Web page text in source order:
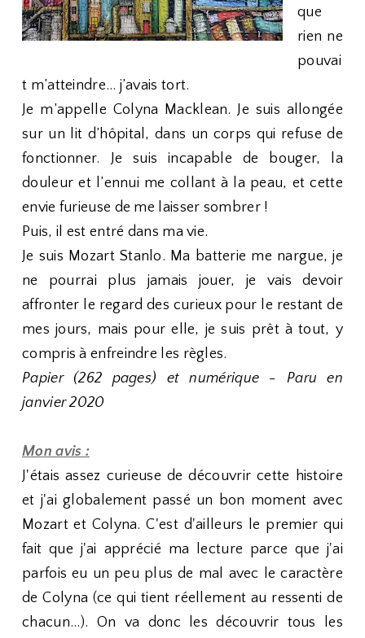
que
rien ne
pouvai
t m’atteindre… j’avais tort.
Je m’appelle Colyna Macklean. Je suis allongée
sur un lit d’hôpital, dans un corps qui refuse de
fonctionner. Je suis incapable de bouger, la
douleur et l’ennui me collant à la peau, et cette
envie furieuse de me laisser sombrer !
Puis, il est entré dans ma vie.
Je suis Mozart Stanlo. Ma batterie me nargue, je
ne pourrai plus jamais jouer, je vais devoir
affronter le regard des curieux pour le restant de
mes jours, mais pour elle, je suis prêt à tout, y
compris à enfreindre les règles.
Papier (262 pages) et numérique - Paru en
janvier 2020
Mon avis :
J'étais assez curieuse de découvrir cette histoire
et j'ai globalement passé un bon moment avec
Mozart et Colyna. C'est d'ailleurs le premier qui
fait que j'ai apprécié ma lecture parce que j'ai
parfois eu un peu plus de mal avec le caractère
de Colyna (ce qui tient réellement au ressenti de
chacun...). On va donc les découvrir tous les